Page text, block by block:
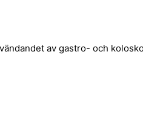
av gastro- och